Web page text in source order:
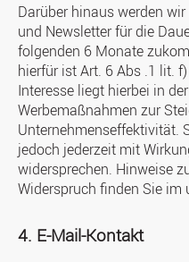
Darüber hinaus werden
und Newsletter für die
folgenden 6 Monate
hierfür ist Art. 6 Abs .1 lit.
Interesse liegt hierbei in
Werbemaßnahmen zur
Unternehmenseffektivität.
jedoch jederzeit mit
widersprechen. Hinweise
Widerspruch finden Sie im
4. E-Mail-Kontakt